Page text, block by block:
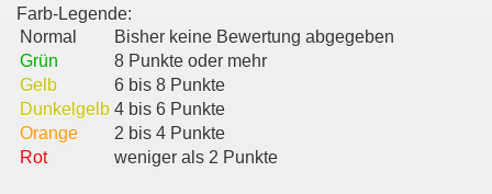
Farb-Legende:
Normal
Bisher keine Bewertung abgegeben
Grün
8 Punkte oder mehr
Gelb
6 bis 8 Punkte
Dunkelgelb 4 bis 6 Punkte
Orange
2 bis 4 Punkte
Rot
weniger als 2 Punkte